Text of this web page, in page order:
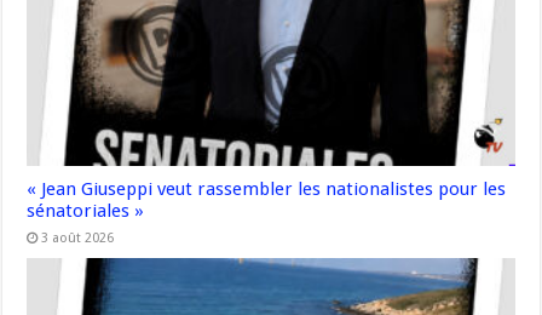
« Jean Giuseppi veut rassembler les nationalistes pour les
sénatoriales »
3 août 2026